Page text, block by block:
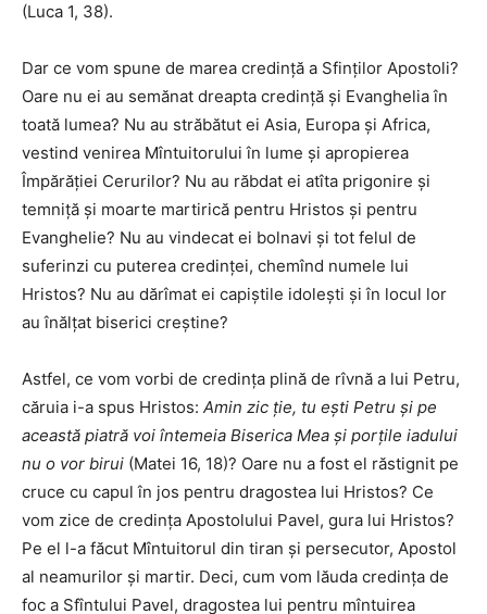
(Luca 1, 38).
Dar ce vom spune de marea credinţă a Sfinţilor Apostoli?
Oare nu ei au semănat dreapta credinţă şi Evanghelia în
toată lumea? Nu au străbătut ei Asia, Europa şi Africa,
vestind venirea Mîntuitorului în lume şi apropierea
Împărăţiei Cerurilor? Nu au răbdat ei atîta prigonire şi
temniţă şi moarte martirică pentru Hristos şi pentru
Evanghelie? Nu au vindecat ei bolnavi şi tot felul de
suferinzi cu puterea credinţei, chemînd numele lui
Hristos? Nu au dărîmat ei capiştile idoleşti şi în locul lor
au înălţat biserici creştine?
Astfel, ce vom vorbi de credinţa plină de rîvnă a lui Petru,
căruia i-a spus Hristos: Amin zic ţie, tu eşti Petru şi pe
această piatră voi întemeia Biserica Mea şi porţile iadului
nu o vor birui (Matei 16, 18)? Oare nu a fost el răstignit pe
cruce cu capul în jos pentru dragostea lui Hristos? Ce
vom zice de credinţa Apostolului Pavel, gura lui Hristos?
Pe el l-a făcut Mîntuitorul din tiran şi persecutor, Apostol
al neamurilor şi martir. Deci, cum vom lăuda credinţa de
foc a Sfîntului Pavel, dragostea lui pentru mîntuirea